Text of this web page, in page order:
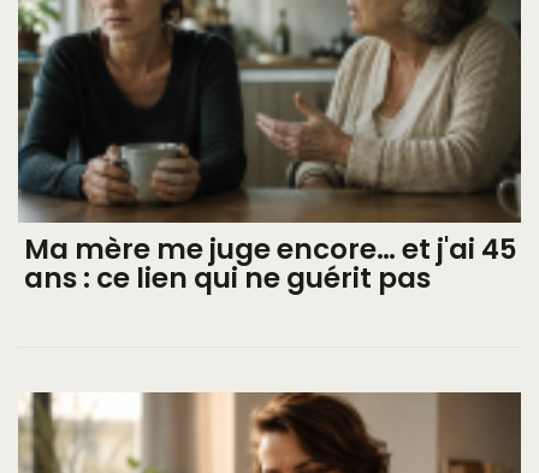
Ma mère me juge encore… et j'ai 45
ans : ce lien qui ne guérit pas